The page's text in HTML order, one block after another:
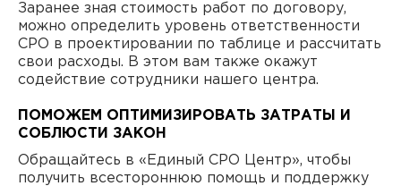
Заранее зная стоимость работ по договору,
можно определить уровень ответственности
СРО в проектировании по таблице и рассчитать
свои расходы. В этом вам также окажут
содействие сотрудники нашего центра.
ПОМОЖЕМ ОПТИМИЗИРОВАТЬ ЗАТРАТЫ И
СОБЛЮСТИ ЗАКОН
Обращайтесь в «Единый СРО Центр», чтобы
получить всестороннюю помощь и поддержку